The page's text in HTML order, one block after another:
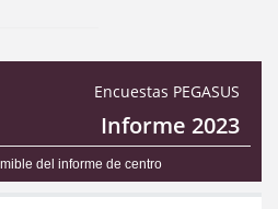
Encuestas PEGASUS
Informe 2023
del informe de centro